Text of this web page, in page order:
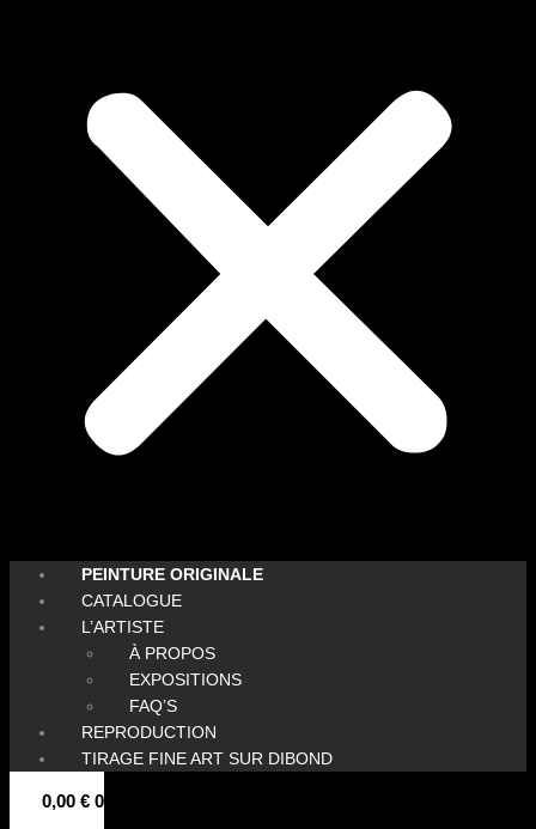
PEINTURE ORIGINALE
CATALOGUE
L’ARTISTE
À PROPOS
EXPOSITIONS
FAQ’S
REPRODUCTION
TIRAGE FINE ART SUR DIBOND
0,00 € 0